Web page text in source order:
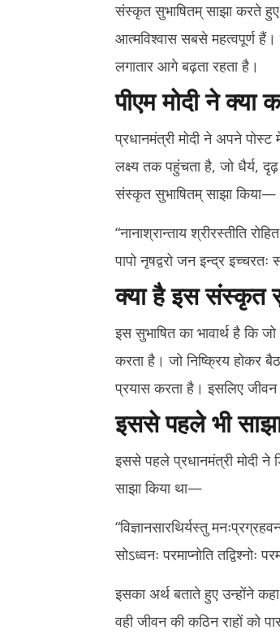
NOW VIEWING
PM मोदी ने शेयर किया संस्कृत सुभाषितम्,
निरंतर प्रयास ही सफलता की असली कुंजी
July
2,
संस्कृत सुभाषितम् साझा करते
आत्मविश्वास सबसे महत्वपूर्ण
लगातार आगे बढ़ता रहता है।
पीएम मोदी ने क्या
प्रधानमंत्री मोदी ने अपने
लक्ष्य तक पहुंचता है, जो धैर्य,
संस्कृत सुभाषितम् साझा किया—
“नानाश्रान्ताय श्रीरस्तीति
पापो नृषद्वरो जन इन्द्र
क्या है इस संस्कृत
इस सुभाषित का भावार्थ है कि
करता है। जो निष्क्रिय होकर
प्रयास करता है। इसलिए
इससे पहले भी
इससे पहले प्रधानमंत्री मोदी
साझा किया था—
“विज्ञानसारथिर्यस्तु
सोऽध्वनः परमाप्नोति तद्विश्नोः
इसका अर्थ बताते हुए उन्होंने
वही जीवन की कठिन राहों को